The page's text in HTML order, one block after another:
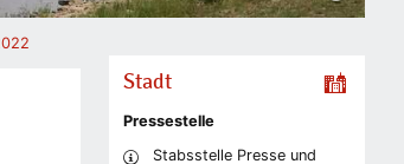
Stadt
Pressestelle
Stabsstelle Presse und